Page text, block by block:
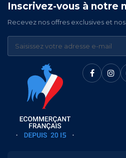
Inscrivez-vous à notre
Recevez nos offres exclusives et